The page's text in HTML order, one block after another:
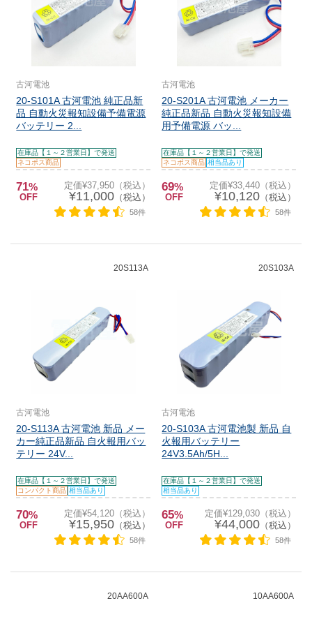
古河電池
20-S101A 古河電池 純正品新
品 自動火災報知設備予備電源
バッテリー 2...
在庫品【１～２営業日】で発送
ネコポス商品
71%
OFF
定価¥37,950（税込）
¥11,000（税込）
58件
古河電池
20-S201A 古河電池 メーカー
純正品新品 自動火災報知設備
用予備電源 バッ...
在庫品【１～２営業日】で発送
ネコポス商品 相当品あり
69%
OFF
定価¥33,440（税込）
¥10,120（税込）
58件
20S113A
古河電池
20-S113A 古河電池 新品 メー
カー純正品新品 自火報用バッ
テリー 24V...
在庫品【１～２営業日】で発送
コンパクト商品 相当品あり
70%
OFF
定価¥54,120（税込）
¥15,950（税込）
58件
20S103A
古河電池
20-S103A 古河電池製 新品 自
火報用バッテリー
24V3.5Ah/5H...
在庫品【１～２営業日】で発送
相当品あり
65%
OFF
定価¥129,030（税込）
¥44,000（税込）
58件
20AA600A 10AA600A